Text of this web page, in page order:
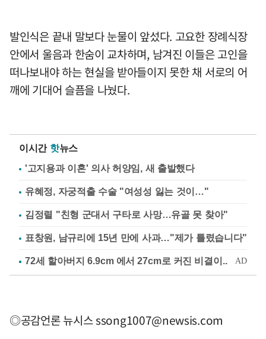
발인식은 끝내 말보다 눈물이 앞섰다. 고요한 장례식장
안에서 울음과 한숨이 교차하며, 남겨진 이들은 고인을
떠나보내야 하는 현실을 받아들이지 못한 채 서로의 어
깨에 기대어 슬픔을 나눴다.
이시간 핫뉴스
'고지용과 이혼' 의사 허양임, 새 출발했다
유혜정, 자궁적출 수술 "여성성 잃는 것이…"
김정렬 "친형 군대서 구타로 사망…유골 못 찾아"
표창원, 남규리에 15년 만에 사과…"제가 틀렸습니다"
◎공감언론 뉴시스ssong1007@newsis.com